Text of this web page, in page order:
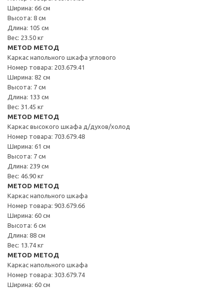
Ширина: 66 см
Высота: 8 см
Длина: 105 см
Вес: 23.50 кг
METOD МЕТОД
Каркас напольного шкафа углового
Номер товара: 203.679.41
Ширина: 82 см
Высота: 7 см
Длина: 133 см
Вес: 31.45 кг
METOD МЕТОД
Каркас высокого шкафа д/духов/холод
Номер товара: 703.679.48
Ширина: 61 см
Высота: 7 см
Длина: 239 см
Вес: 46.90 кг
METOD МЕТОД
Каркас напольного шкафа
Номер товара: 903.679.66
Ширина: 60 см
Высота: 6 см
Длина: 88 см
Вес: 13.74 кг
METOD МЕТОД
Каркас напольного шкафа
Номер товара: 303.679.74
Ширина: 60 см